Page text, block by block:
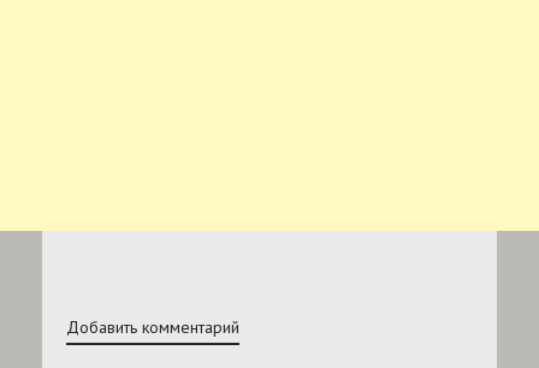
Добавить комментарий